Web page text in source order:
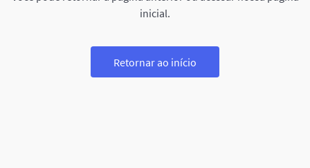
inicial.
Retornar ao início